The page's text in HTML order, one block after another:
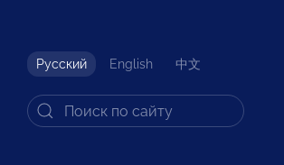
Русский English 中文